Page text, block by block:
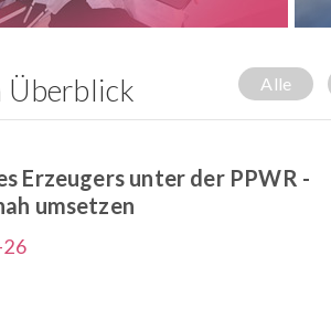
Alle
Überblick
Erzeugers unter der PPWR -
umsetzen
26